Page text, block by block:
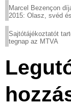
Marcel Bezençon
2015: Olasz, svéd
Sajtótájékoztatót
tegnap az MTVA